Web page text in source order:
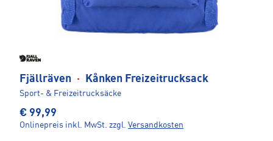
Fjällräven · Kånken Freizeitrucksack
Sport- & Freizeitrucksäcke
€ 99,99
Onlinepreis inkl. MwSt. zzgl. Versandkosten